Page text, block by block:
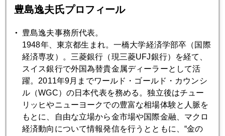
2025年04月23日
３３００～３５００のレンジで大乱高下
2025年04月22日
また、一日１００ドル近く急騰、３５００ドル視野
2025年04月21日
イースター休暇明け、アジア時間で金続騰
豊島逸夫氏プロフィール
豊島逸夫事務所代表。
1948年、東京都生まれ。一橋大学経済学部卒（国際
経済専攻）。三菱銀行（現三菱UFJ銀行）を経て、
スイス銀行で外国為替貴金属ディーラーとして活
躍。2011年9月までワールド・ゴールド・カウンシ
ル（WGC）の日本代表を務める。独立後はチュー
リッヒやニューヨークでの豊富な相場体験と人脈を
もとに、自由な立場から金市場や国際金融、マクロ
経済動向について情報発信を行うとともに、“金の